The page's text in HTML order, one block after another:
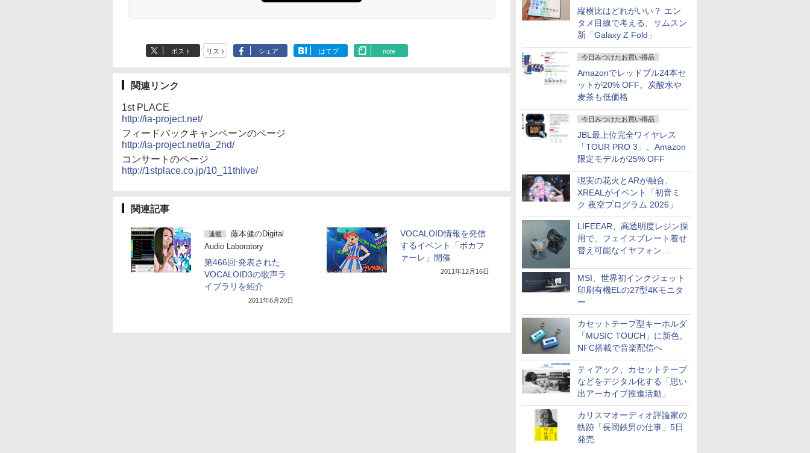
縦横比はどれがいい？ エン
タメ目線で考える、サムスン
新「Galaxy Z Fold」
今日みつけたお買い得品
Amazonでレッドブル24本セ
ットが20% OFF。炭酸水や
麦茶も低価格
今日みつけたお買い得品
JBL最上位完全ワイヤレス
「TOUR PRO 3」、Amazon
限定モデルが25% OFF
現実の花火とARが融合、
XREALがイベント「初音ミ
ク 夜空プログラム 2026」
LIFEEAR、高透明度レジン採
用で、フェイスプレート着せ
替え可能なイヤフォン
MSI、世界初インクジェット
印刷有機ELの27型4Kモニタ
ー
カセットテープ型キーホルダ
「MUSIC TOUCH」に新色。
NFC搭載で音楽配信へ
ティアック、カセットテープ
などをデジタル化する「思い
出アーカイブ推進活動」
カリスマオーディオ評論家の
軌跡「長岡鉄男の仕事」5日
発売
ポスト リスト シェア はてブ note
関連リンク
1st PLACE
http://ia-project.net/
フィードバックキャンペーンのページ
http://ia-project.net/ia_2nd/
コンサートのページ
http://1stplace.co.jp/10_11thlive/
関連記事
連載
藤本健のDigital
Audio Laboratory
第466回:発表された
VOCALOID3の歌声ラ
イブラリを紹介
2011年6月20日
VOCALOID情報を発信
するイベント「ボカフ
ァーレ」開催
2011年12月16日